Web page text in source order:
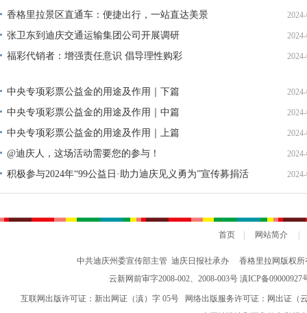
香格里拉景区直通车：便捷出行，一站直达美景
张卫东到迪庆交通运输集团公司开展调研
福彩代销者：增强责任意识 倡导理性购彩
中央专项彩票公益金的用途及作用｜下篇
中央专项彩票公益金的用途及作用｜中篇
中央专项彩票公益金的用途及作用｜上篇
@迪庆人，这场活动需要您的参与！
积极参与2024年“99公益日·助力迪庆见义勇为”宣传募捐活
动倡议书